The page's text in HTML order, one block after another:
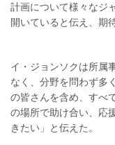
計画について様々なジ
開いていると伝え、期
イ・ジョンソクは所属
なく、分野を問わず多
の皆さんを含め、すべ
の場所で助け合い、応
きたい」と伝えた。